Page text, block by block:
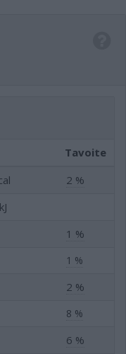
Tavoite
2 %
1 %
1 %
2 %
8 %
6 %